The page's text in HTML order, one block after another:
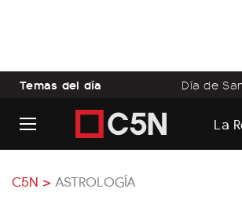
Temas del día Día de
La
C5N > ASTROLOGÍA